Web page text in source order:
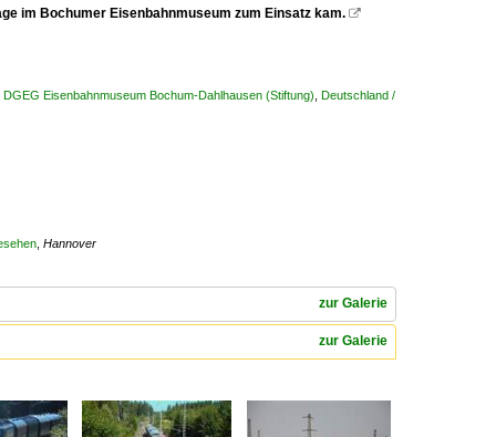
im Bochumer Eisenbahnmuseum zum Einsatz kam. 
Eisenbahnmuseum Bochum-Dahlhausen (Stiftung) Deutschland /
Hannover
zur Galerie
zur Galerie